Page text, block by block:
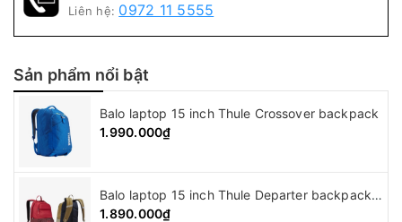
Liên hệ: 0972 11 5555
Sản phẩm nổi bật
Balo laptop 15 inch Thule Crossover backpack
1.990.000₫
Balo laptop 15 inch Thule Departer backpack ( 21L )
1.890.000₫